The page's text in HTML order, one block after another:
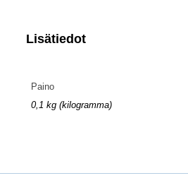
Lisätiedot
Paino
0,1 kg (kilogramma)